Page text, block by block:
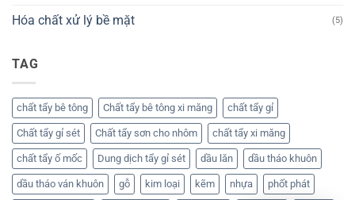
Hóa chất xử lý bề mặt (5)
TAG
chất tẩy bê tông Chất tẩy bê tông xi măng chất tẩy gỉ
Chất tẩy gỉ sét Chất tẩy sơn cho nhôm chất tẩy xi măng
chất tẩy ố mốc Dung dịch tẩy gỉ sét dầu lăn dầu tháo khuôn
dầu tháo ván khuôn gỗ kim loại kẽm nhựa phốt phát